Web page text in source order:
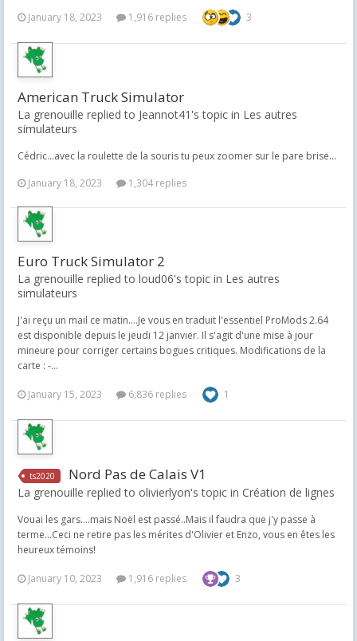
January 18, 2023 1,916 replies 3
American Truck Simulator
La grenouille replied to Jeannot41's topic in Les autres
simulateurs
Cédric...avec la roulette de la souris tu peux zoomer sur le pare brise...
January 18, 2023
1,304 replies
Euro Truck Simulator 2
La grenouille replied to loud06's topic in Les autres
simulateurs
J'ai reçu un mail ce matin....Je vous en traduit l'essentiel ProMods 2.64
est disponible depuis le jeudi 12 janvier. Il s'agit d'une mise à jour
mineure pour corriger certains bogues critiques. Modifications de la
carte : -...
January 15, 2023 6,836 replies 1
ts2020 Nord Pas de Calais V1
La grenouille replied to olivierlyon's topic in Création de lignes
Vouai les gars....mais Noël est passé..Mais il faudra que j'y passe à
terme...Ceci ne retire pas les mérites d'Olivier et Enzo, vous en êtes les
heureux témoins!
January 10, 2023 1,916 replies 3